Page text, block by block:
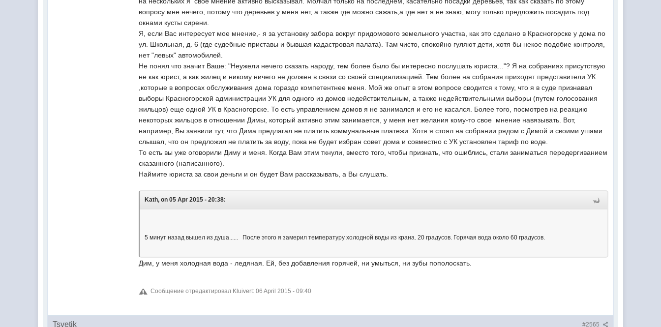
вопросу мне нечего, потому что деревьев у меня нет, а также где можно сажать,а где нет я не знаю, могу только предложить посадить под
окнами кусты сирени.
Я, если Вас интересует мое мнение,- я за установку забора вокруг придомового земельного участка, как это сделано в Красногорске у дома по
ул. Школьная, д. 6 (где судебные приставы и бывшая кадастровая палата). Там чисто, спокойно гуляют дети, хотя бы некое подобие контроля,
нет "левых" автомобилей.
Не понял что значит Ваше: "Неужели нечего сказать народу, тем более было бы интересно послушать юриста..."? Я на собраниях присутствую
не как юрист, а как жилец и никому ничего не должен в связи со своей специализацией. Тем более на собрания приходят представители УК
,которые в вопросах обслуживания дома гораздо компетентнее меня. Мой же опыт в этом вопросе сводится к тому, что я в суде признавал
выборы Красногорской администрации УК для одного из домов недействительным, а также недействительными выборы (путем голосования
жильцов) еще одной УК в Красногорске. То есть управлением домов я не занимался и его не касался. Более того, посмотрев на реакцию
некоторых жильцов в отношении Димы, который активно этим занимается, у меня нет желания кому-то свое мнение навязывать. Вот,
например, Вы заявили тут, что Дима предлагал не платить коммунальные платежи. Хотя я стоял на собрании рядом с Димой и своими ушами
слышал, что он предложил не платить за воду, пока не будет избран совет дома и совместно с УК установлен тариф по воде.
То есть вы уже оговорили Диму и меня. Когда Вам этим ткнули, вместо того, чтобы признать, что ошиблись, стали заниматься передергиванием
сказанного (написанного).
Наймите юриста за свои деньги и он будет Вам рассказывать, а Вы слушать.
Kath, on 05 Apr 2015 - 20:38:
5 минут назад вышел из душа...... После этого я замерил температуру холодной воды из крана. 20 градусов. Горячая вода около 60 градусов.
Дим, у меня холодная вода - ледяная. Ей, без добавления горячей, ни умыться, ни зубы пополоскать.
Сообщение отредактировал Kluivert: 06 April 2015 - 09:40
#2565
Tsvetik